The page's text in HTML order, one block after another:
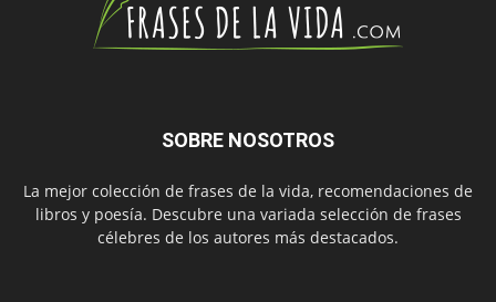
SOBRE NOSOTROS
La mejor colección de frases de la vida, recomendaciones de
libros y poesía. Descubre una variada selección de frases
célebres de los autores más destacados.